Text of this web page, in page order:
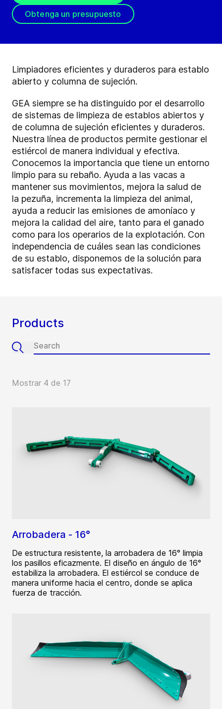
Obtenga un presupuesto
Limpiadores eficientes y duraderos para establo
abierto y columna de sujeción.
GEA siempre se ha distinguido por el desarrollo
de sistemas de limpieza de establos abiertos y
de columna de sujeción eficientes y duraderos.
Nuestra línea de productos permite gestionar el
estiércol de manera individual y efectiva.
Conocemos la importancia que tiene un entorno
limpio para su rebaño. Ayuda a las vacas a
mantener sus movimientos, mejora la salud de
la pezuña, incrementa la limpieza del animal,
ayuda a reducir las emisiones de amoníaco y
mejora la calidad del aire, tanto para el ganado
como para los operarios de la explotación. Con
independencia de cuáles sean las condiciones
de su establo, disponemos de la solución para
satisfacer todas sus expectativas.
Products
Mostrar 4 de 17
Arrobadera - 16°
De estructura resistente, la arrobadera de 16° limpia
los pasillos eficazmente. El diseño en ángulo de 16°
estabiliza la arrobadera. El estiércol se conduce de
manera uniforme hacia el centro, donde se aplica
fuerza de tracción.